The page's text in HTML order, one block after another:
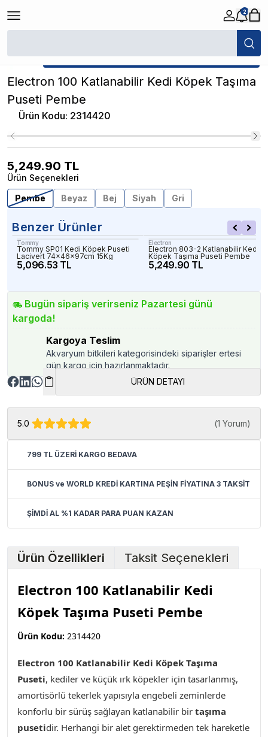
2
/ Electron 100 Katlanabilir Kedi Köpek Taşıma Puseti
★ Atakan Petshop, Electron yetkili satıcısıdır.
Electron 100 Katlanabilir Kedi Köpek Taşıma
Puseti Pembe
Ürün Kodu: 2314420
5,249.90 TL
Ürün Seçenekleri
Pembe
Beyaz Bej Siyah Gri
Benzer Ürünler
Tommy
Tommy SP01 Kedi Köpek Puseti
Lacivert 74x46x97cm 15Kg
5,096.53 TL
Electron
Electron 803-2 Katlanabilir Kedi
Köpek Taşıma Puseti Pembe
5,249.90 TL
Bugün sipariş verirseniz Pazartesi günü
kargoda!
Kargoya Teslim
Akvaryum bitkileri kategorisindeki siparişler ertesi
gün kargo için hazırlanmaktadır.
ÜRÜN DETAYI
5.0 (1 Yorum)
799 TL ÜZERİ KARGO BEDAVA
BONUS ve WORLD KREDİ KARTINA PEŞİN FİYATINA 3 TAKSİT
ŞİMDİ AL %1 KADAR PARA PUAN KAZAN
Ürün Özellikleri Taksit Seçenekleri
Electron 100 Katlanabilir Kedi
Köpek Taşıma Puseti Pembe
Ürün Kodu: 2314420
Electron 100 Katlanabilir Kedi Köpek Taşıma
Puseti, kediler ve küçük ırk köpekler için tasarlanmış,
amortisörlü tekerlek yapısıyla engebeli zeminlerde
konforlu bir sürüş sağlayan katlanabilir bir taşıma
pusetidir. Herhangi bir alet gerektirmeden tek hareketle